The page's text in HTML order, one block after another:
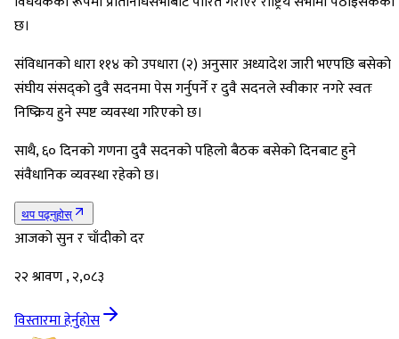
छ।
संविधानको धारा ११४ को उपधारा (२) अनुसार अध्यादेश जारी भएपछि बसेको
संघीय संसद्को दुवै सदनमा पेस गर्नुपर्ने र दुवै सदनले स्वीकार नगरे स्वतः
निष्क्रिय हुने स्पष्ट व्यवस्था गरिएको छ।
साथै, ६० दिनको गणना दुवै सदनको पहिलो बैठक बसेको दिनबाट हुने
संवैधानिक व्यवस्था रहेको छ।
थप पढ्नुहोस्
आजको सुन र चाँदीको दर
२२ श्रावण , २,०८३
विस्तारमा हेर्नुहोस